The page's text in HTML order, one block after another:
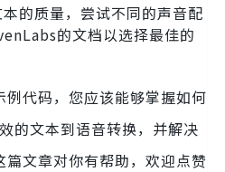
的质量，尝试不同的声音配
的文档以选择最佳的
代码，您应该能够掌握如何
的文本到语音转换，并解决
文章对你有帮助，欢迎点赞